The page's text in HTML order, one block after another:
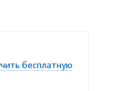
бесплатную